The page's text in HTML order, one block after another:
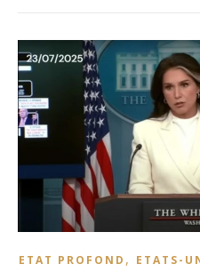
ETAT PROFOND , ETATS-